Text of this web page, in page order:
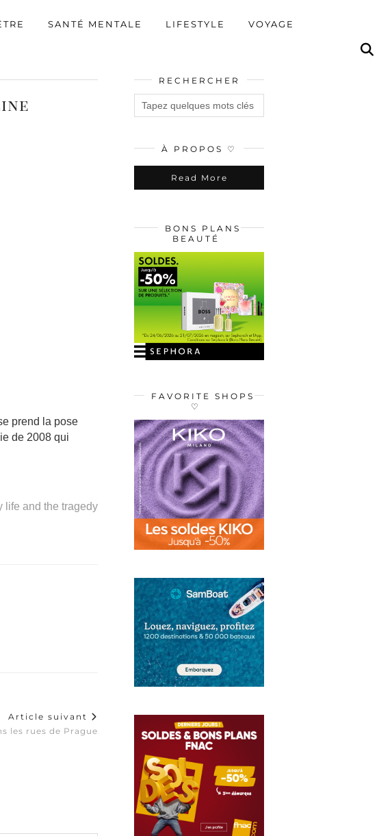
SANTÉ MENTALE LIFESTYLE VOYAGE
prend la pose
de 2008 qui
life and the tragedy
Article suivant
les rues de Prague
RECHERCHER
À PROPOS ♡
Read More
BONS PLANS
BEAUTÉ
FAVORITE SHOPS
♡